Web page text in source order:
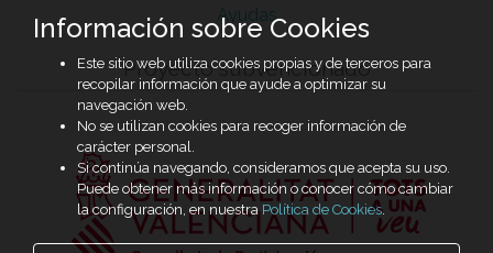
Ayudas
Proyecto subvencionado
Información sobre Cookies
Este sitio web utiliza cookies propias y de terceros para
recopilar información que ayude a optimizar su
navegación web.
No se utilizan cookies para recoger información de
carácter personal.
Si continúa navegando, consideramos que acepta su uso.
Puede obtener más información o conocer cómo cambiar
la configuración, en nuestra Política de Cookies.